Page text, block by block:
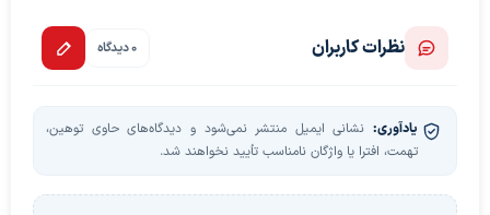
نظرات کاربران 0 دیدگاه
یادآوری: نشانی ایمیل منتشر نمی‌شود و دیدگاه‌های حاوی توهین،
تهمت، افترا یا واژگان نامناسب تأیید نخواهند شد.